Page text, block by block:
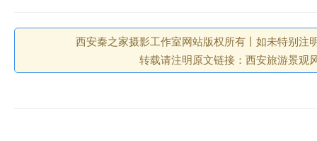
西安秦之家摄影工作室网站版权所有丨如未特别
转载请注明原文链接：西安旅游景